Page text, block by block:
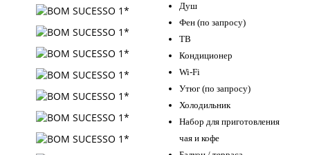
Душ
Фен (по запросу)
ТВ
Кондиционер
Wi-Fi
Утюг (по запросу)
Холодильник
Набор для приготовления
чая и кофе